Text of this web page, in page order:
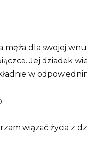
męża dla swojej
Jej dziadek
w
wiązać życia z